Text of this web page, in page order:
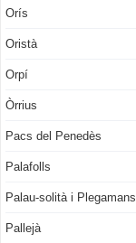
Orís
Oristà
Orpí
Òrrius
Pacs del Penedès
Palafolls
Palau-solità i Plegamans
Pallejà